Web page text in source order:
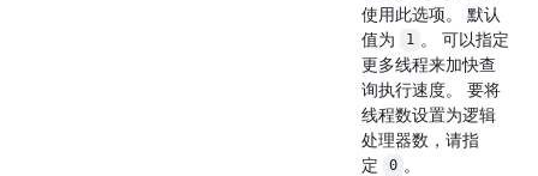
使用此选项。 默认
值为
1 。 可以指定
更多线程来加快查
询执行速度。 要将
线程数设置为逻辑
处理器数，请指
定
0 。